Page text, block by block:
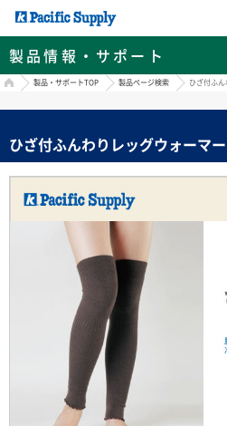
製品情報・サポート
HOME製品・サポートTOP 製品ページ検索 ひざ付ふ
ひざ付ふんわりレッグウォーマー